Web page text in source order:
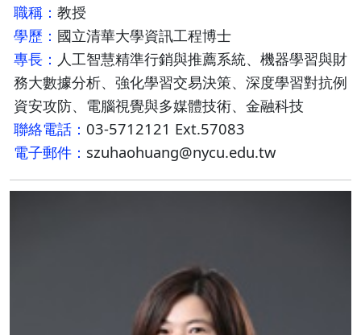
職稱： 教授
學歷： 國立清華大學資訊工程博士
專長： 人工智慧精準行銷與推薦系統、機器學習與財
務大數據分析、強化學習交易決策、深度學習對抗例
資安攻防、電腦視覺與多媒體技術、金融科技
聯絡電話： 03-5712121 Ext.57083
電子郵件： szuhaohuang@nycu.edu.tw